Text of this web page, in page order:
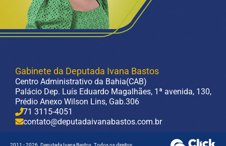
Gabinete da Deputada Ivana Bastos
Centro Administrativo da Bahia(CAB)
Palácio Dep. Luís Eduardo Magalhães, 1ª avenida, 130,
Prédio Anexo Wilson Lins, Gab.306
71 3115-4051
contato@deputadaivanabastos.com.br
2011 - 2026. Deputada Ivana Bastos. Todos os direitos